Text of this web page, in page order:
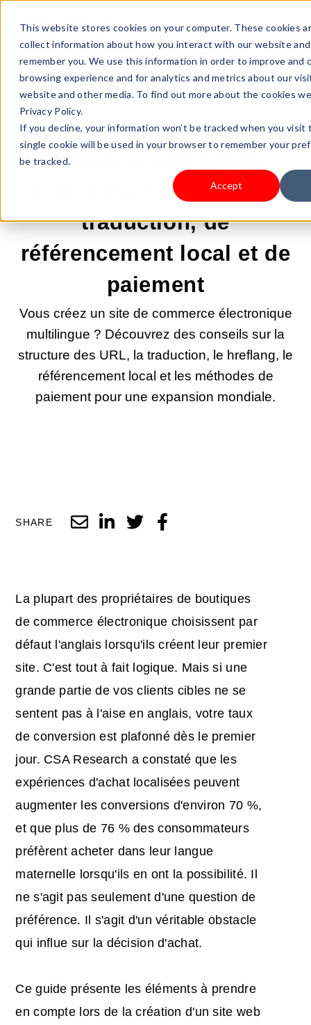
This website stores cookies on your computer. These cookies
collect information about how you interact with our website
remember you. We use this information in order to improve and
browsing experience and for analytics and metrics about our
website and other media. To find out more about the cookies
Privacy Policy.
If you decline, your information won’t be tracked when you visit
single cookie will be used in your browser to remember your
be tracked.
Accept
25 MAI 2026 09:00:02 |DROPSHIPPING
Mise en place d'un site e-
commerce multilingue :
conseils en matière de
traduction, de
référencement local et de
paiement
Vous créez un site de commerce électronique
multilingue ? Découvrez des conseils sur la
structure des URL, la traduction, le hreflang, le
référencement local et les méthodes de
paiement pour une expansion mondiale.
SHARE
La plupart des propriétaires de boutiques
de commerce électronique choisissent par
défaut l'anglais lorsqu'ils créent leur premier
site. C'est tout à fait logique. Mais si une
grande partie de vos clients cibles ne se
sentent pas à l'aise en anglais, votre taux
de conversion est plafonné dès le premier
jour. CSA Research a constaté que les
expériences d'achat localisées peuvent
augmenter les conversions d'environ 70 %,
et que plus de 76 % des consommateurs
préfèrent acheter dans leur langue
maternelle lorsqu'ils en ont la possibilité. Il
ne s'agit pas seulement d'une question de
préférence. Il s'agit d'un véritable obstacle
qui influe sur la décision d'achat.
Ce guide présente les éléments à prendre
en compte lors de la création d'un site web